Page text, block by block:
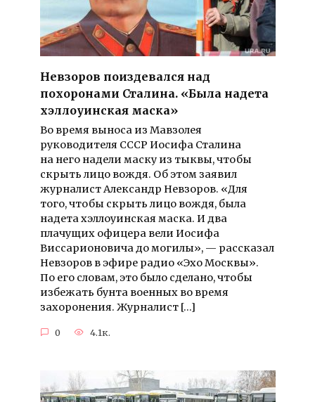
Невзоров поиздевался над
похоронами Сталина. «Была надета
хэллоуинская маска»
Во время выноса из Мавзолея
руководителя СССР Иосифа Сталина
на него надели маску из тыквы, чтобы
скрыть лицо вождя. Об этом заявил
журналист Александр Невзоров. «Для
того, чтобы скрыть лицо вождя, была
надета хэллоуинская маска. И два
плачущих офицера вели Иосифа
Виссарионовича до могилы», — рассказал
Невзоров в эфире радио «Эхо Москвы».
По его словам, это было сделано, чтобы
избежать бунта военных во время
захоронения. Журналист […]
0 4.1к.